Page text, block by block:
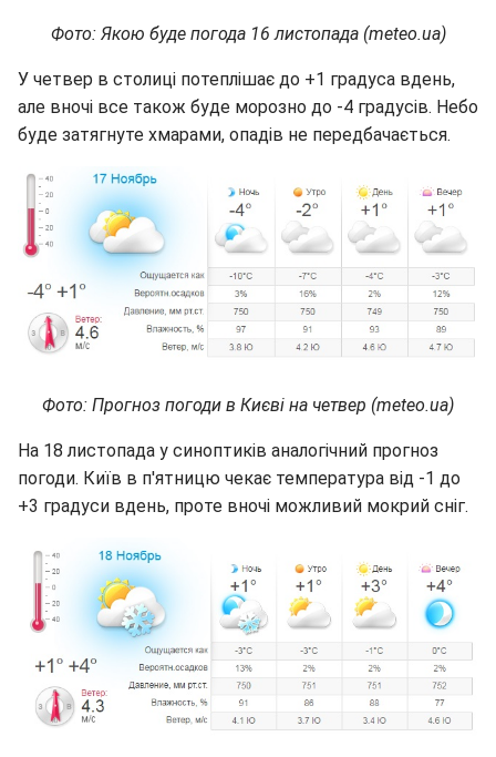
Фото: Якою буде погода 16 листопада (meteo.ua)
У четвер в столиці потеплішає до +1 градуса вдень,
але вночі все також буде морозно до -4 градусів. Небо
буде затягнуте хмарами, опадів не передбачається.
Фото: Прогноз погоди в Києві на четвер (meteo.ua)
На 18 листопада у синоптиків аналогічний прогноз
погоди. Київ в п'ятницю чекає температура від -1 до
+3 градуси вдень, проте вночі можливий мокрий сніг.